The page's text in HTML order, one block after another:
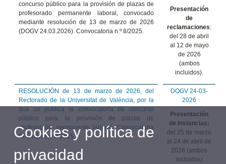
concurso público para la provisión de plazas de
profesorado permanente laboral, convocado
mediante resolución de 13 de marzo de 2026
(DOGV 24.03.2026). Convocatoria n.º 8/2025.
Presentación
de
reclamaciones:
del 28 de abril
al 12 de mayo
de 2026
(ambos
incluidos).
RESOLUCIÓN de 13 de marzo de 2026, del
Rectorado de la Universitat de València, por la
que se publica la convocatoria de concurso
público para la provisión de plazas de
profesorado permanente laboral. Convocatoria
PPL número 8/2025.
DOGV 24-03-
2026
Presentación
de instancias:
del 25 de marzo
al 24 de abril de
2026 (ambos
incluidos)
Cookies y política de
privacidad